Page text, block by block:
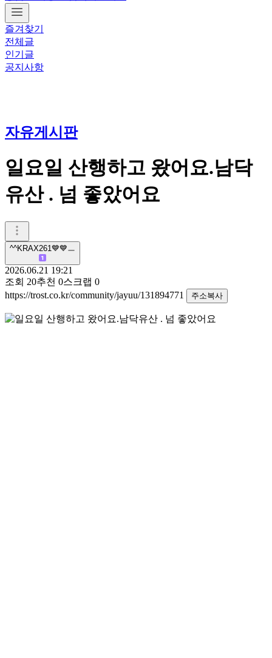
즐겨찾기
전체글
인기글
공지사항
자유게시판
일요일 산행하고 왔어요.남닥
유산 . 넘 좋았어요
^^KRAX261💙💙ㅡ
2026.06.21 19:21
조회 20추천 0스크랩 0
https://trost.co.kr/community/jayuu/131894771
주소복사